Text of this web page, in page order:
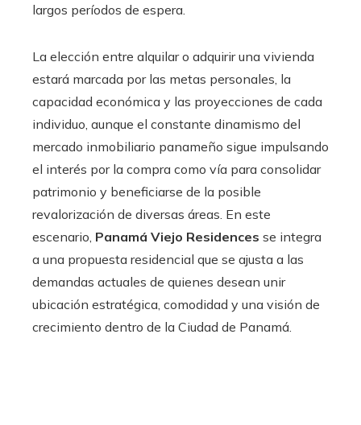
largos períodos de espera.
La elección entre alquilar o adquirir una vivienda
estará marcada por las metas personales, la
capacidad económica y las proyecciones de cada
individuo, aunque el constante dinamismo del
mercado inmobiliario panameño sigue impulsando
el interés por la compra como vía para consolidar
patrimonio y beneficiarse de la posible
revalorización de diversas áreas. En este
escenario, Panamá Viejo Residences se integra
a una propuesta residencial que se ajusta a las
demandas actuales de quienes desean unir
ubicación estratégica, comodidad y una visión de
crecimiento dentro de la Ciudad de Panamá.